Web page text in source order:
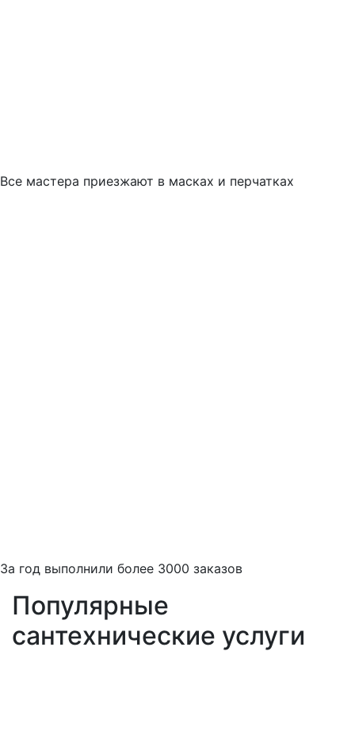
Все мастера приезжают в масках и перчатках
За год выполнили более 3000 заказов
Популярные
сантехнические услуги